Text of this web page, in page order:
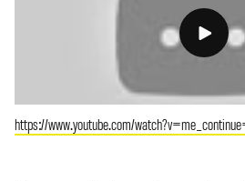
https://www.youtube.com/